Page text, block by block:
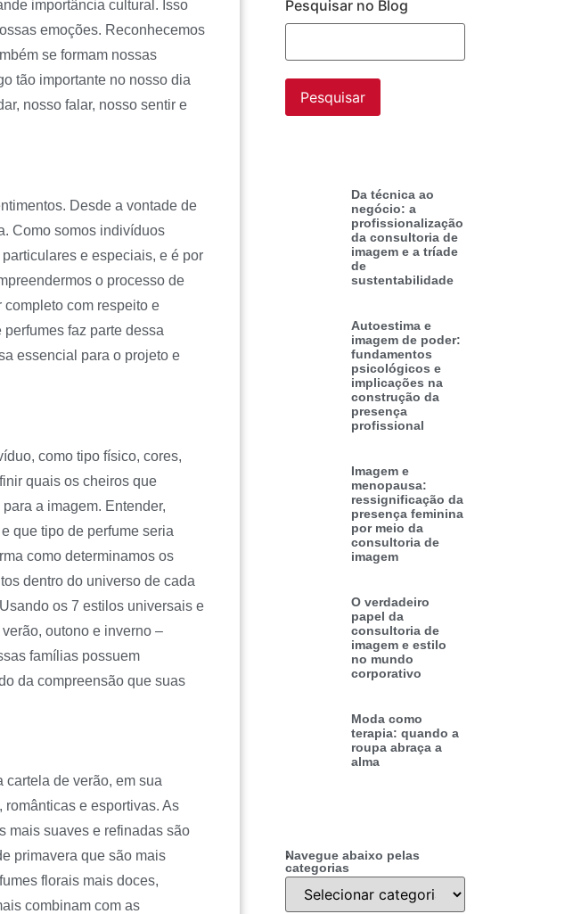
importância cultural. Isso
emoções. Reconhecemos
se formam nossas
tão importante no nosso dia
nosso falar, nosso sentir e
Desde a vontade de
Como somos indivíduos
e especiais, e é por
o processo de
com respeito e
faz parte dessa
essencial para o projeto e
como tipo físico, cores,
quais os cheiros que
a imagem. Entender,
que tipo de perfume seria
como determinamos os
dentro do universo de cada
os 7 estilos universais e
outono e inverno –
famílias possuem
da compreensão que suas
cartela de verão, em sua
e esportivas. As
mais suaves e refinadas são
primavera que são mais
florais mais doces,
combinam com as
Pesquisar no Blog
Da técnica ao
negócio: a
profissionalização
da consultoria de
imagem e a tríade
de
sustentabilidade
Autoestima e
imagem de poder:
fundamentos
psicológicos e
implicações na
construção da
presença
profissional
Imagem e
menopausa:
ressignificação da
presença feminina
por meio da
consultoria de
imagem
O verdadeiro
papel da
consultoria de
imagem e estilo
no mundo
corporativo
Moda como
terapia: quando a
roupa abraça a
alma
Navegue abaixo pelas
categorias
.